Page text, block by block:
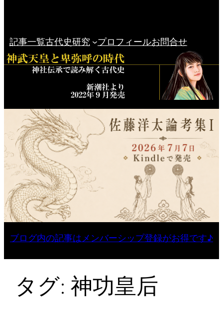
記事一覧古代史研究 プロフィールお問合せ
ブログ内の記事はメンバーシップ登録がお得です♪
タグ:神功皇后